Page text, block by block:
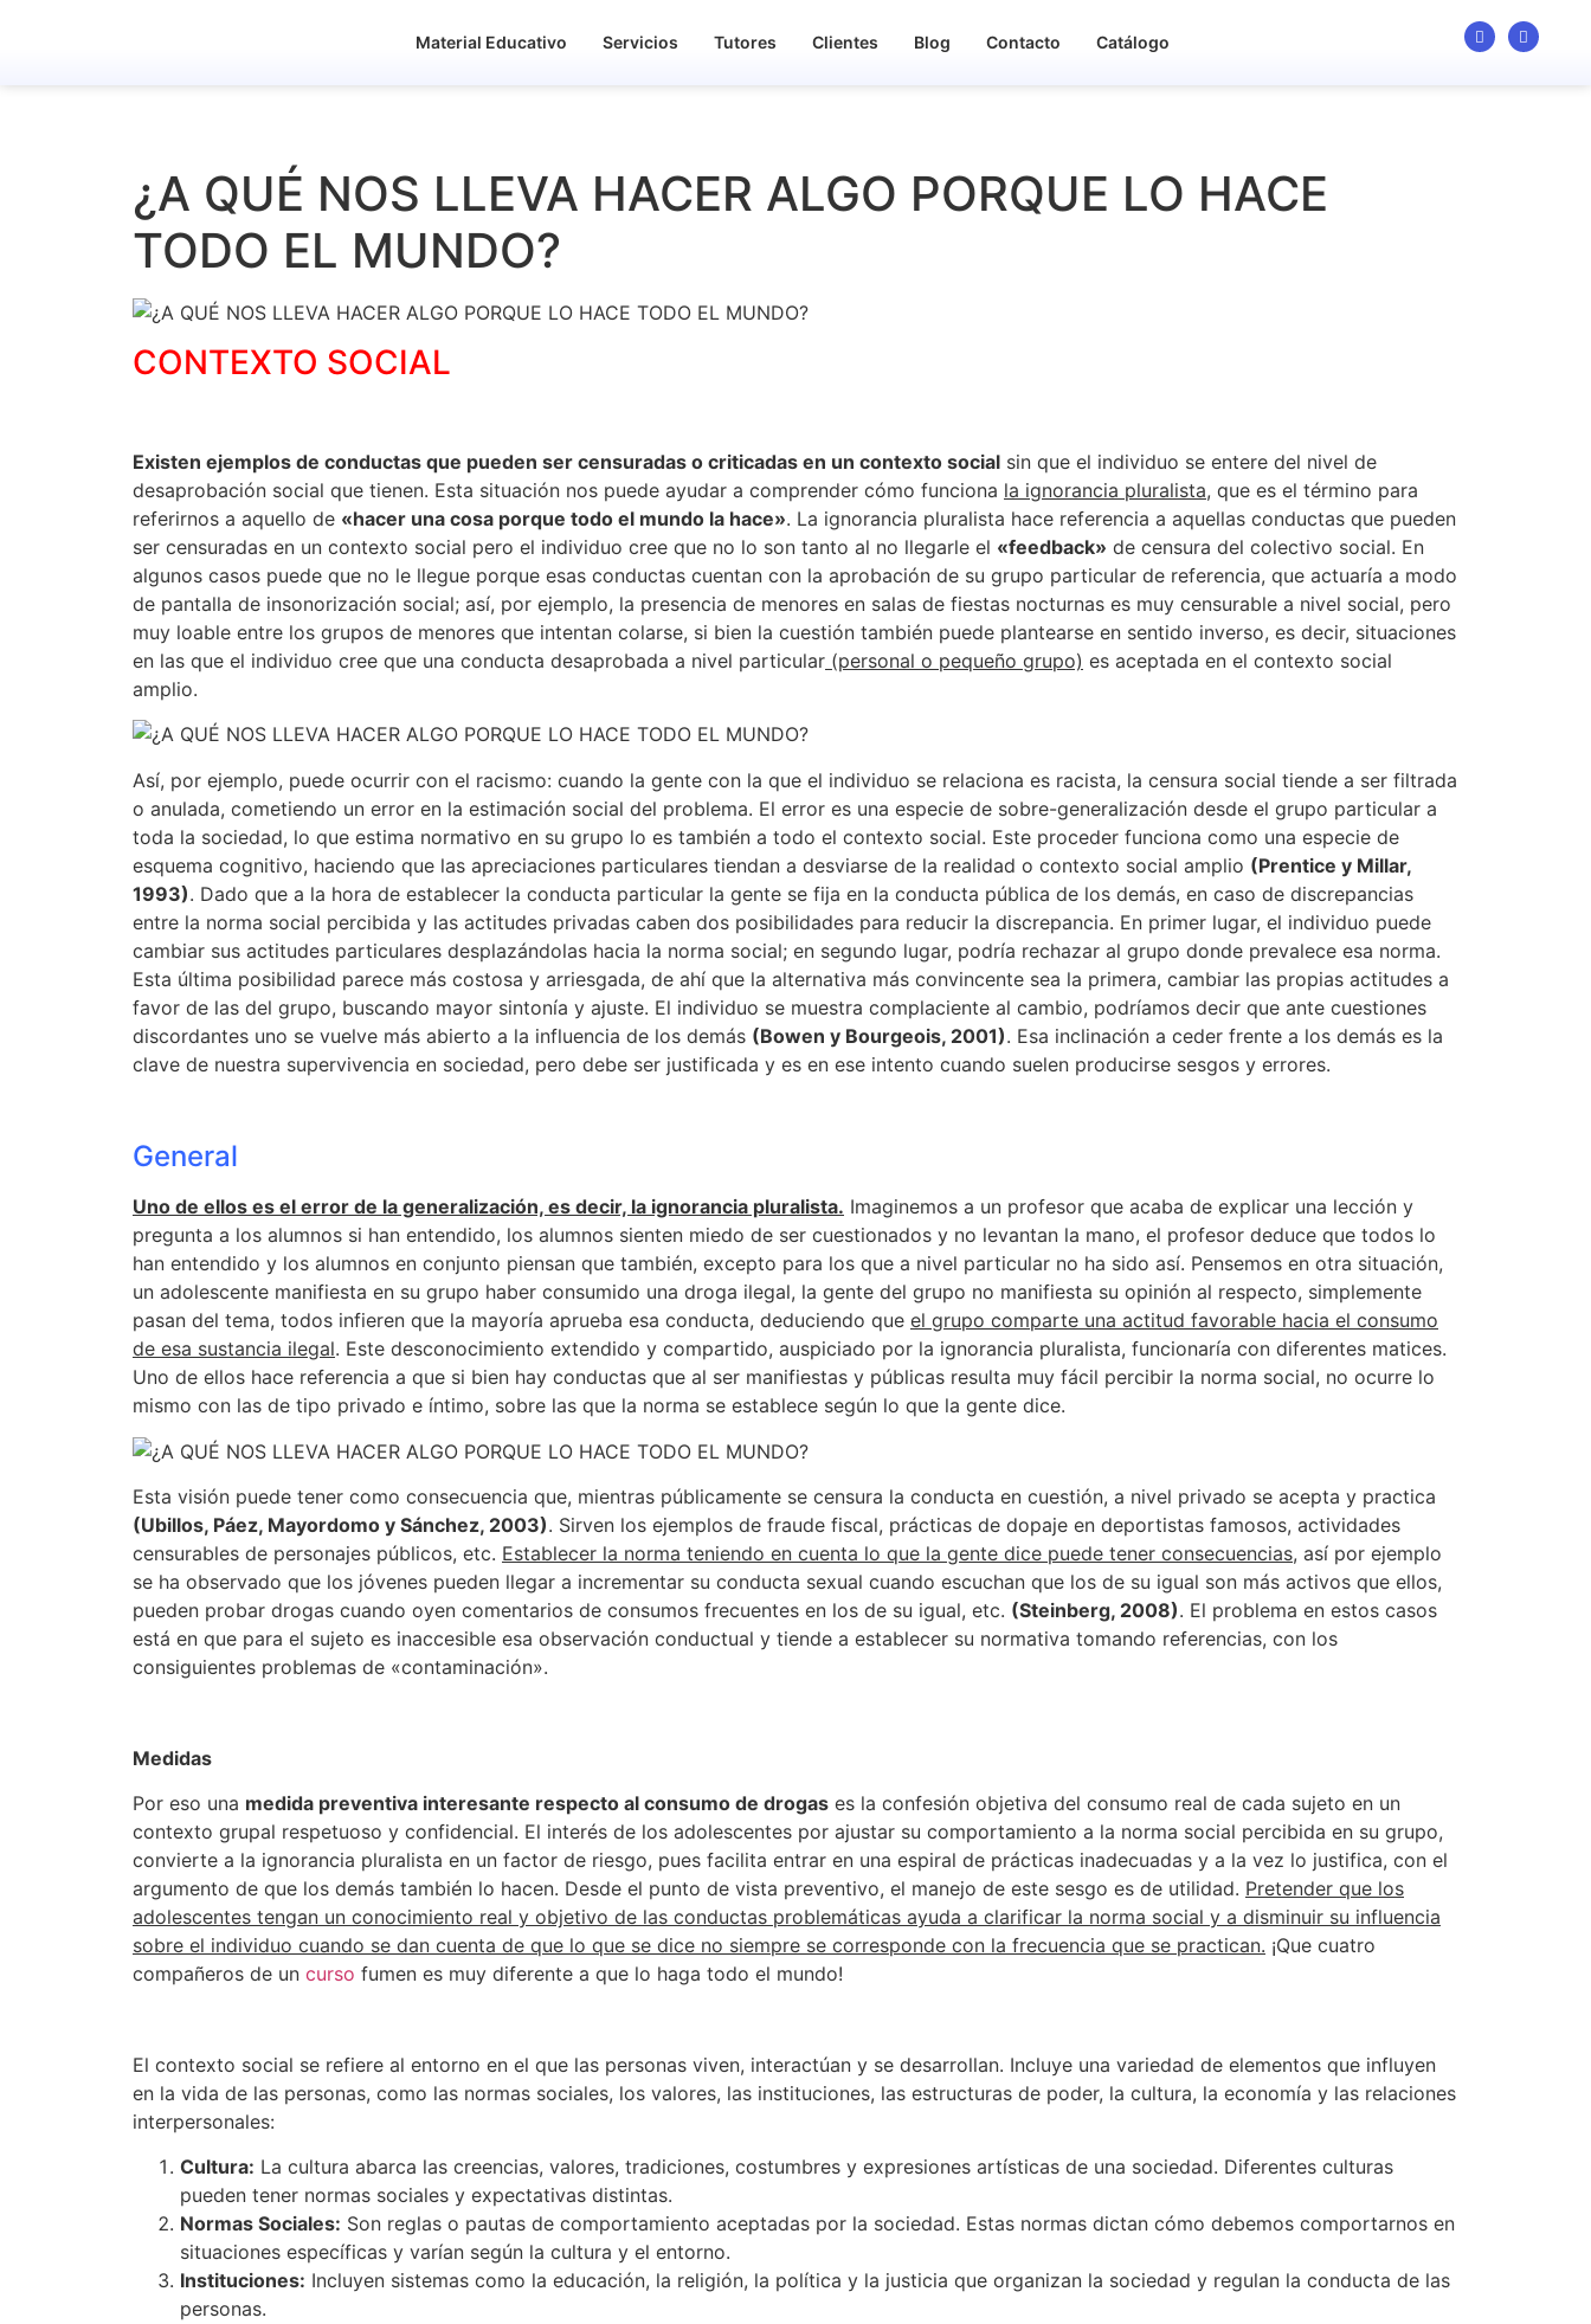
Material Educativo Servicios Tutores Clientes Blog Contacto Catálogo
¿A QUÉ NOS LLEVA HACER ALGO PORQUE LO HACE
TODO EL MUNDO?
CONTEXTO SOCIAL
Existen ejemplos de conductas que pueden ser censuradas o criticadas en un contexto social sin que el individuo se entere del nivel de
desaprobación social que tienen. Esta situación nos puede ayudar a comprender cómo funciona la ignorancia pluralista, que es el término para
referirnos a aquello de «hacer una cosa porque todo el mundo la hace». La ignorancia pluralista hace referencia a aquellas conductas que pueden
ser censuradas en un contexto social pero el individuo cree que no lo son tanto al no llegarle el «feedback» de censura del colectivo social. En
algunos casos puede que no le llegue porque esas conductas cuentan con la aprobación de su grupo particular de referencia, que actuaría a modo
de pantalla de insonorización social; así, por ejemplo, la presencia de menores en salas de fiestas nocturnas es muy censurable a nivel social, pero
muy loable entre los grupos de menores que intentan colarse, si bien la cuestión también puede plantearse en sentido inverso, es decir, situaciones
en las que el individuo cree que una conducta desaprobada a nivel particular (personal o pequeño grupo) es aceptada en el contexto social
amplio.
Así, por ejemplo, puede ocurrir con el racismo: cuando la gente con la que el individuo se relaciona es racista, la censura social tiende a ser filtrada
o anulada, cometiendo un error en la estimación social del problema. El error es una especie de sobre-generalización desde el grupo particular a
toda la sociedad, lo que estima normativo en su grupo lo es también a todo el contexto social. Este proceder funciona como una especie de
esquema cognitivo, haciendo que las apreciaciones particulares tiendan a desviarse de la realidad o contexto social amplio (Prentice y Millar,
1993). Dado que a la hora de establecer la conducta particular la gente se fija en la conducta pública de los demás, en caso de discrepancias
entre la norma social percibida y las actitudes privadas caben dos posibilidades para reducir la discrepancia. En primer lugar, el individuo puede
cambiar sus actitudes particulares desplazándolas hacia la norma social; en segundo lugar, podría rechazar al grupo donde prevalece esa norma.
Esta última posibilidad parece más costosa y arriesgada, de ahí que la alternativa más convincente sea la primera, cambiar las propias actitudes a
favor de las del grupo, buscando mayor sintonía y ajuste. El individuo se muestra complaciente al cambio, podríamos decir que ante cuestiones
discordantes uno se vuelve más abierto a la influencia de los demás (Bowen y Bourgeois, 2001). Esa inclinación a ceder frente a los demás es la
clave de nuestra supervivencia en sociedad, pero debe ser justificada y es en ese intento cuando suelen producirse sesgos y errores.
General
Uno de ellos es el error de la generalización, es decir, la ignorancia pluralista. Imaginemos a un profesor que acaba de explicar una lección y
pregunta a los alumnos si han entendido, los alumnos sienten miedo de ser cuestionados y no levantan la mano, el profesor deduce que todos lo
han entendido y los alumnos en conjunto piensan que también, excepto para los que a nivel particular no ha sido así. Pensemos en otra situación,
un adolescente manifiesta en su grupo haber consumido una droga ilegal, la gente del grupo no manifiesta su opinión al respecto, simplemente
pasan del tema, todos infieren que la mayoría aprueba esa conducta, deduciendo que el grupo comparte una actitud favorable hacia el consumo
de esa sustancia ilegal. Este desconocimiento extendido y compartido, auspiciado por la ignorancia pluralista, funcionaría con diferentes matices.
Uno de ellos hace referencia a que si bien hay conductas que al ser manifiestas y públicas resulta muy fácil percibir la norma social, no ocurre lo
mismo con las de tipo privado e íntimo, sobre las que la norma se establece según lo que la gente dice.
Esta visión puede tener como consecuencia que, mientras públicamente se censura la conducta en cuestión, a nivel privado se acepta y practica
(Ubillos, Páez, Mayordomo y Sánchez, 2003). Sirven los ejemplos de fraude fiscal, prácticas de dopaje en deportistas famosos, actividades
censurables de personajes públicos, etc. Establecer la norma teniendo en cuenta lo que la gente dice puede tener consecuencias, así por ejemplo
se ha observado que los jóvenes pueden llegar a incrementar su conducta sexual cuando escuchan que los de su igual son más activos que ellos,
pueden probar drogas cuando oyen comentarios de consumos frecuentes en los de su igual, etc. (Steinberg, 2008). El problema en estos casos
está en que para el sujeto es inaccesible esa observación conductual y tiende a establecer su normativa tomando referencias, con los
consiguientes problemas de «contaminación».
Medidas
Por eso una medida preventiva interesante respecto al consumo de drogas es la confesión objetiva del consumo real de cada sujeto en un
contexto grupal respetuoso y confidencial. El interés de los adolescentes por ajustar su comportamiento a la norma social percibida en su grupo,
convierte a la ignorancia pluralista en un factor de riesgo, pues facilita entrar en una espiral de prácticas inadecuadas y a la vez lo justifica, con el
argumento de que los demás también lo hacen. Desde el punto de vista preventivo, el manejo de este sesgo es de utilidad. Pretender que los
adolescentes tengan un conocimiento real y objetivo de las conductas problemáticas ayuda a clarificar la norma social y a disminuir su influencia
sobre el individuo cuando se dan cuenta de que lo que se dice no siempre se corresponde con la frecuencia que se practican. ¡Que cuatro
compañeros de un curso fumen es muy diferente a que lo haga todo el mundo!
El contexto social se refiere al entorno en el que las personas viven, interactúan y se desarrollan. Incluye una variedad de elementos que influyen
en la vida de las personas, como las normas sociales, los valores, las instituciones, las estructuras de poder, la cultura, la economía y las relaciones
interpersonales:
Cultura: La cultura abarca las creencias, valores, tradiciones, costumbres y expresiones artísticas de una sociedad. Diferentes culturas
pueden tener normas sociales y expectativas distintas.
Normas Sociales: Son reglas o pautas de comportamiento aceptadas por la sociedad. Estas normas dictan cómo debemos comportarnos en
situaciones específicas y varían según la cultura y el entorno.
Instituciones: Incluyen sistemas como la educación, la religión, la política y la justicia que organizan la sociedad y regulan la conducta de las
personas.